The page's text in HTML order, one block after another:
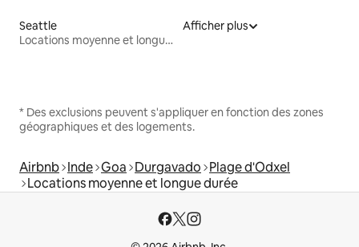
Seattle
Locations moyenne et longue durée
Afficher plus
* Des exclusions peuvent s'appliquer en fonction des zones
géographiques et des logements.
Airbnb Inde Goa Durgavado Plage d'Odxel
Locations moyenne et longue durée